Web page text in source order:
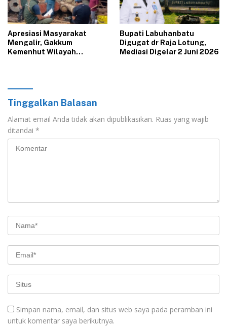
Apresiasi Masyarakat
Mengalir, Gakkum
Kemenhut Wilayah
‎Bupati Labuhanbatu
Digugat dr Raja Lotung,
Mediasi Digelar 2 Juni 2026
Tinggalkan Balasan
Alamat email Anda tidak akan dipublikasikan. Ruas yang wajib
ditandai *
Simpan nama, email, dan situs web saya pada peramban ini
untuk komentar saya berikutnya.